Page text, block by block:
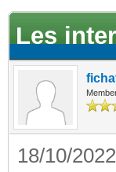
Les
18/10/